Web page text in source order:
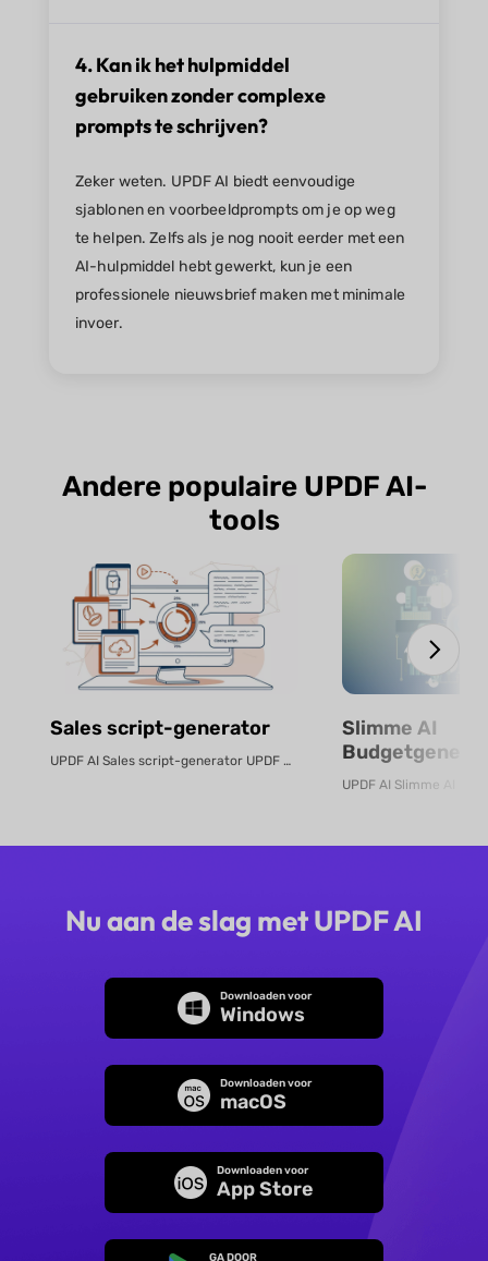
4. Kan ik het hulpmiddel
gebruiken zonder complexe
prompts te schrijven?
Zeker weten. UPDF AI biedt eenvoudige
sjablonen en voorbeeldprompts om je op weg
te helpen. Zelfs als je nog nooit eerder met een
AI-hulpmiddel hebt gewerkt, kun je een
professionele nieuwsbrief maken met minimale
invoer.
Andere populaire UPDF AI-
tools
Sales script-generator
UPDF AI Sales script-generator UPDF AI zet product-PDF's of beschrijvingen...
Slimme AI
Gratis Online
Nu aan de slag met UPDF AI
Downloaden voor
Windows
Downloaden voor
macOS
Downloaden voor
App Store
GA DOOR